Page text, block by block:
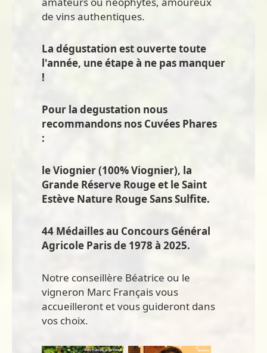
de vins authentiques.
La dégustation est ouverte toute
l'année, une étape à ne pas manquer
!
Pour la degustation nous
recommandons nos Cuvées Phares
:
le Viognier (100% Viognier), la
Grande Réserve Rouge et le Saint
Estève Nature Rouge Sans Sulfite.
44 Médailles au Concours Général
Agricole Paris de 1978 à 2025.
Notre conseillère Béatrice ou le
vigneron Marc Français vous
accueilleront et vous guideront dans
vos choix.